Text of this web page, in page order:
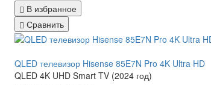
В избранное
Сравнить
QLED телевизор Hisense 85E7N Pro 4K Ultra HD
QLED 4K UHD Smart TV (2024 год)